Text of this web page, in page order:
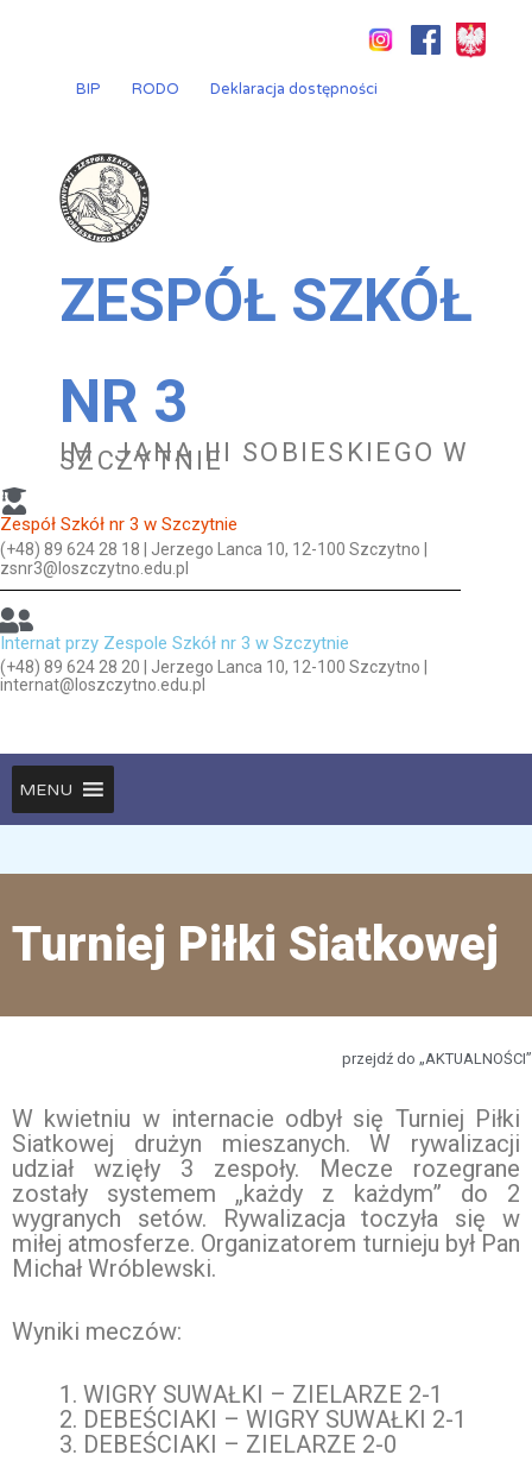
BIP
RODO Deklaracja dostępności
ZESPÓŁ SZKÓŁ
NR 3
IM. JANA III SOBIESKIEGO W
SZCZYTNIE
Zespół Szkół nr 3 w Szczytnie
(+48) 89 624 28 18 | Jerzego Lanca 10, 12-100 Szczytno |
zsnr3@loszczytno.edu.pl
Internat przy Zespole Szkół nr 3 w Szczytnie
(+48) 89 624 28 20 | Jerzego Lanca 10, 12-100 Szczytno |
internat@loszczytno.edu.pl
MENU
Turniej Piłki Siatkowej
przejdź do „AKTUALNOŚCI”
W kwietniu w internacie odbył się Turniej Piłki
Siatkowej drużyn mieszanych. W rywalizacji
udział wzięły 3 zespoły. Mecze rozegrane
zostały systemem „każdy z każdym” do 2
wygranych setów. Rywalizacja toczyła się w
miłej atmosferze. Organizatorem turnieju był Pan
Michał Wróblewski.
Wyniki meczów:
WIGRY SUWAŁKI – ZIELARZE 2-1
DEBEŚCIAKI – WIGRY SUWAŁKI 2-1
DEBEŚCIAKI – ZIELARZE 2-0